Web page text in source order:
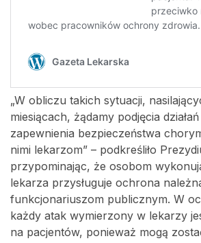
„W obliczu takich sytuacji,
miesiącach, żądamy podjęcia
zapewnienia bezpieczeństwa
nimi lekarzom” – podkreśliło
przypominając, że osobom
lekarza przysługuje ochrona
funkcjonariuszom publicznym. W
każdy atak wymierzony w lekarzy
na pacjentów, ponieważ mogą